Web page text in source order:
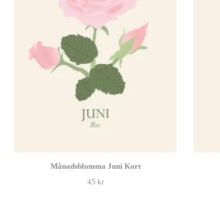
Månadsblomma Juni Kort
45 kr